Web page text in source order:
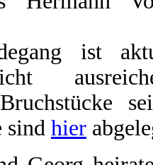
ist
sind hier